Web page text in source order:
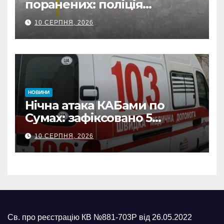
поранених: поліція
Сумщини документує
наслідки масованих
ворожих обстрілів
10 СЕРПНЯ, 2026
НОВИНИ
Нічна атака КАБами по
Сумах: зафіксовано 5
влучань, щонайменше
п’ятеро поранених
10 СЕРПНЯ, 2026
Св. про реєстрацію КВ №881-703Р від 26.05.2022